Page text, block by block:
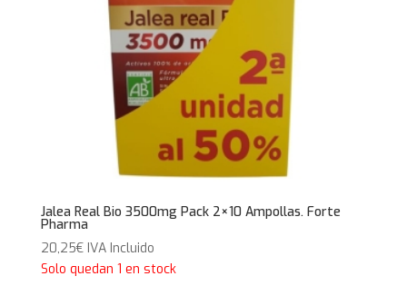
Jalea Real Bio 3500mg Pack 2×10 Ampollas. Forte
Pharma
20,25€ IVA Incluido
Solo quedan 1 en stock